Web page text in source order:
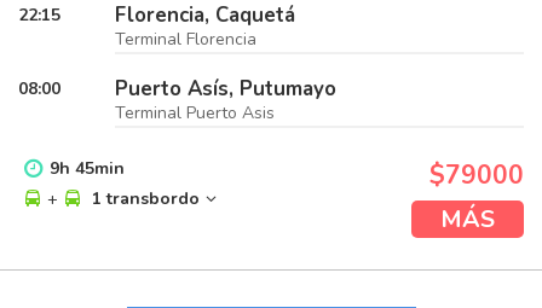
22:15 Florencia, Caquetá
Terminal Florencia
08:00 Puerto Asís, Putumayo
Terminal Puerto Asis
9h 45min
+
1 transbordo
$79000
MÁS